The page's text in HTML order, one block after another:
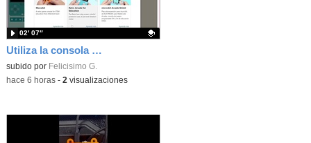
Utiliza la consola Mewbit de Kittenbot para llevar tus juegos arcade de MakeCode a tu mano
Contenido educativo.
subido por Felicisimo G.
02′ 07″
-hace 6 horas- 2 visualizaciones